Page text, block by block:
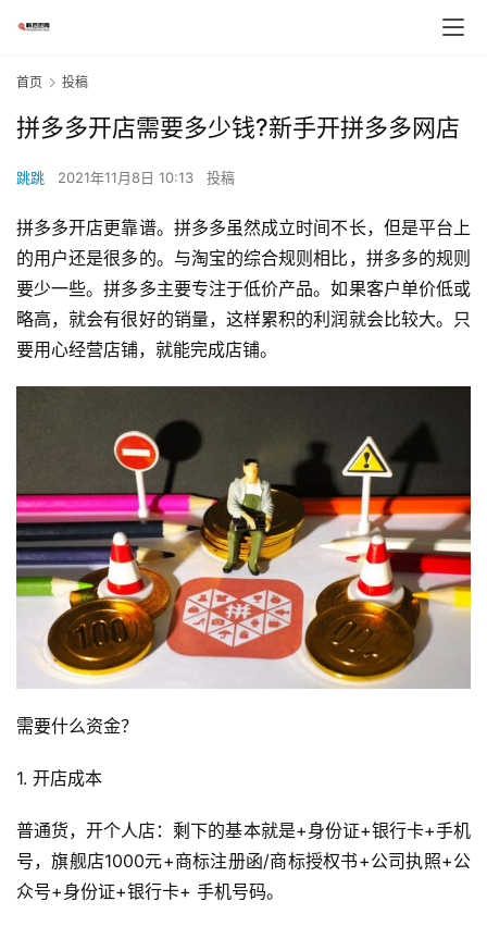
首页 投稿
拼多多开店需要多少钱?新手开拼多多网店
跳跳 2021年11月8日 10:13 投稿
拼多多开店更靠谱。拼多多虽然成立时间不长，但是平台上
的用户还是很多的。与淘宝的综合规则相比，拼多多的规则
要少一些。拼多多主要专注于低价产品。如果客户单价低或
略高，就会有很好的销量，这样累积的利润就会比较大。只
要用心经营店铺，就能完成店铺。
需要什么资金？
1. 开店成本
普通货，开个人店：剩下的基本就是+身份证+银行卡+手机
号，旗舰店1000元+商标注册函/商标授权书+公司执照+公
众号+身份证+银行卡+ 手机号码。